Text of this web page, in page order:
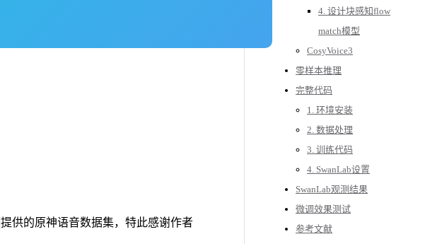
4. 设计块感知flow
match模型
CosyVoice3
零样本推理
完整代码
1. 环境安装
2. 数据处理
3. 训练代码
4. SwanLab设置
SwanLab观测结果
微调效果测试
参考文献
提供的原神语音数据集，特此感谢作者